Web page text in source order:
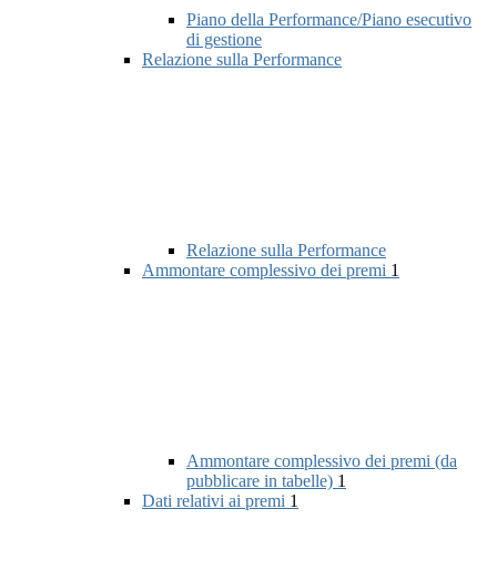
Piano della Performance/Piano esecutivo
di gestione
Relazione sulla Performance
Relazione sulla Performance
Ammontare complessivo dei premi 1
Ammontare complessivo dei premi (da
pubblicare in tabelle) 1
Dati relativi ai premi 1